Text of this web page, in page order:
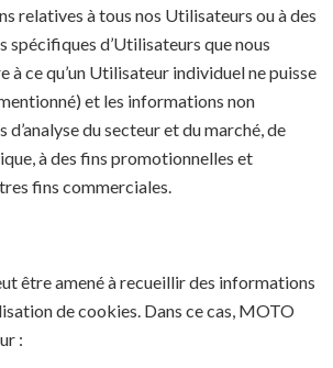
relatives à tous nos Utilisateurs ou à des
spécifiques d’Utilisateurs que nous
à ce qu’un Utilisateur individuel ne puisse
et les informations non
d’analyse du secteur et du marché, de
à des fins promotionnelles et
fins commerciales.
être amené à recueillir des informations
de cookies. Dans ce cas, MOTO
: